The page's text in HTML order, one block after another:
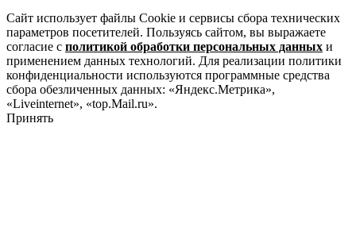
Сайт использует файлы Cookie и сервисы сбора технических
параметров посетителей. Пользуясь сайтом, вы выражаете
согласие с политикой обработки персональных данных и
применением данных технологий. Для реализации политики
конфиденциальности используются программные средства
сбора обезличенных данных: «Яндекс.Метрика»,
«Liveinternet», «top.Mail.ru».
Принять